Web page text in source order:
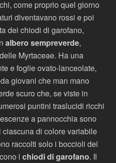
come proprio quel giorno
diventavano rossi e poi
dei chiodi di garofano,
albero sempreverde,
Myrtaceae. Ha una
e foglie ovato-lanceolate,
giovani che man mano
scuro che, se viste in
puntini traslucidi ricchi
a pannocchia sono
di colore variabile
raccolti solo i boccioli dei
i chiodi di garofano. Il